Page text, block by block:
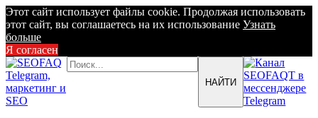
Этот сайт использует файлы cookie. Продолжая использовать
этот сайт, вы соглашаетесь на их использование Узнать
больше
Я согласен